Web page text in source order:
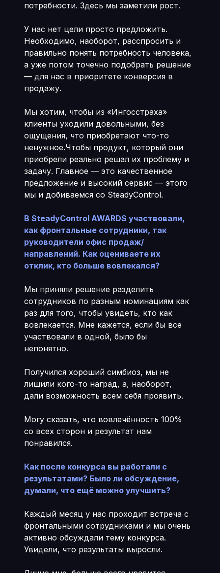
потребности. Здесь мы заметили рост.
У нас нет цели просто предложить.
Необходимо, наоборот, расспросить и
правильно понять потребность человека,
а уже потом точечно подобрать решение
— для нас в приоритете конверсия в
продажу.
Мы хотим, чтобы из «Ингосстраха»
клиенты уходили довольными, без
ощущения, что приобретают что-то
ненужное.Чтобы продукт, который они
приобрели реально решал их проблему и
задачу. Главное — это качественное
предложение и высокий сервис — этого
мы и добиваемся со SteadyControl.
В SteadyControl AWARDS участвовали,
как фронтальные сотрудники, так
руководители офис продаж/
направлений. Как оцениваете их
отклик, кто больше вовлекался?
Мы приняли решение разделить
сотрудников по разным номинациям как
раз для того, чтобы увидеть, кто как
вовлекается. Мне кажется, если бы все
участвовали в одной, было бы
непонятно.
Получился хороший симбиоз, мы не
лишили кого-то наград, а, наоборот,
дали возможность всем себя проявить.
Могу сказать, что вовлечённость 100%
со всех сторон и результат нам
понравился.
Как после конкурса вы работали с
результатами? Было ли обсуждение,
думали, что ещё можно улучшить?
Каждый месяц у нас проходит встреча с
фронтальными сотрудниками и мы очень
активно обсуждали тему конкурса.
Увидели, что результаты выросли.